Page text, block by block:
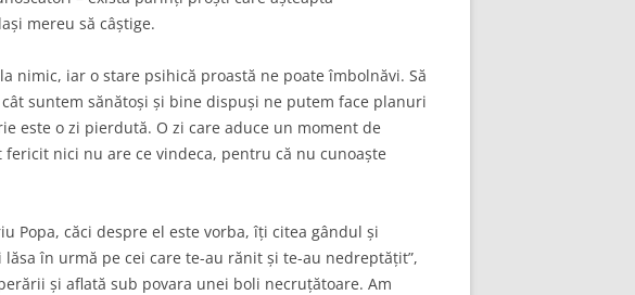
mereu să câștige.
nimic, iar o stare psihică proastă ne poate îmbolnăvi. Să
suntem sănătoși și bine dispuși ne putem face planuri
este o zi pierdută. O zi care aduce un moment de
nici nu are ce vindeca, pentru că nu cunoaște
căci despre el este vorba, îți citea gândul și
în urmă pe cei care te-au rănit și te-au nedreptățit”,
și aflată sub povara unei boli necruțătoare. Am